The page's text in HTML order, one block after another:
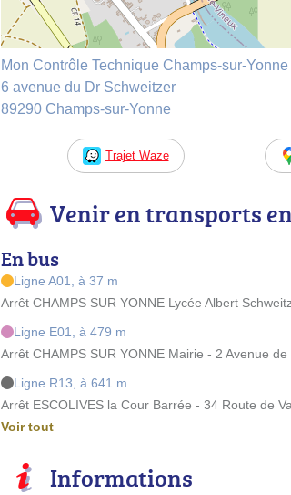
Mon Contrôle Technique Champs-sur-
6 avenue du Dr Schweitzer
89290 Champs-sur-Yonne
Trajet Waze
Venir en transports
En bus
Ligne A01, à 37 m
Arrêt CHAMPS SUR YONNE Lycée Albert
Ligne E01, à 479 m
Arrêt CHAMPS SUR YONNE Mairie - 2 Avenue de
Ligne R13, à 641 m
Arrêt ESCOLIVES la Cour Barrée - 34 Route de
Voir tout
Informations